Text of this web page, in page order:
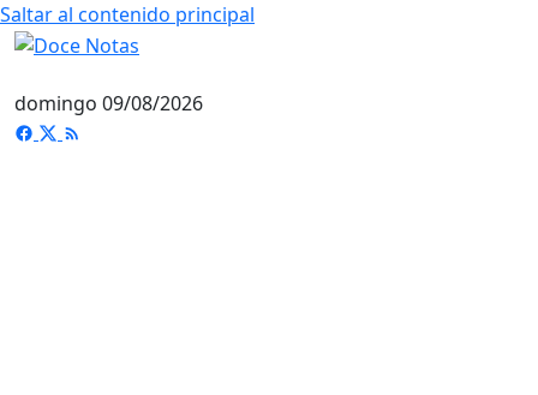
Saltar al contenido principal
domingo 09/08/2026